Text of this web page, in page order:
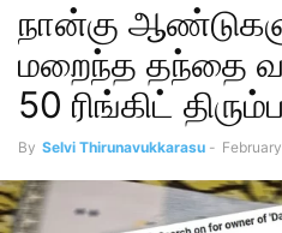
நான்கு
மறைந்த தந்தை
50 ரிங்கிட்
By Selvi Thirunavukkarasu -